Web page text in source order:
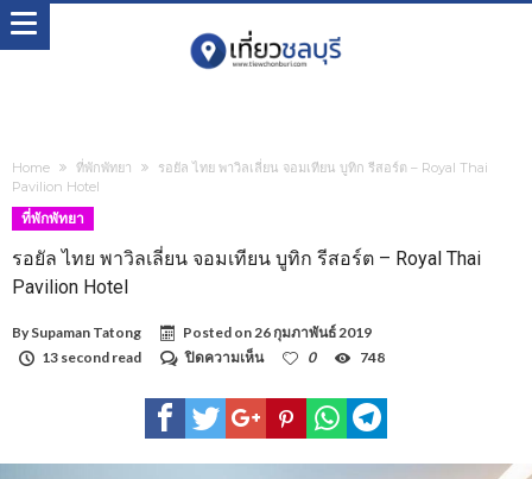
Home ที่พักพัทยา
รอยัล ไทย พาวิลเลี่ยน จอมเทียน บูทิก รีสอร์ต – Royal Thai
Pavilion Hotel
ที่พักพัทยา
รอยัล ไทย พาวิลเลี่ยน จอมเทียน บูทิก รีสอร์ต – Royal Thai
Pavilion Hotel
By Supaman Tatong Posted on26 กุมภาพันธ์ 2019
13 second read
ปิดความเห็นบน
ไทย
พา
0 748